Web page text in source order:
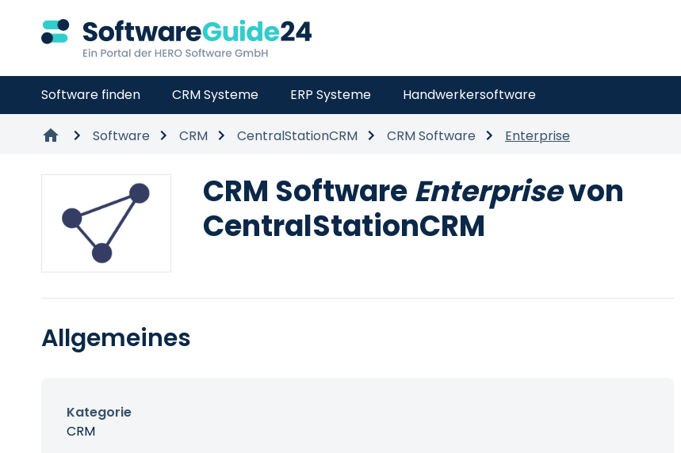
Software finden CRM Systeme ERP Systeme Handwerkersoftware
Software CRM CentralStationCRM CRM Software Enterprise
CRM SoftwareEnterprisevon
CentralStationCRM
Allgemeines
Kategorie
CRM